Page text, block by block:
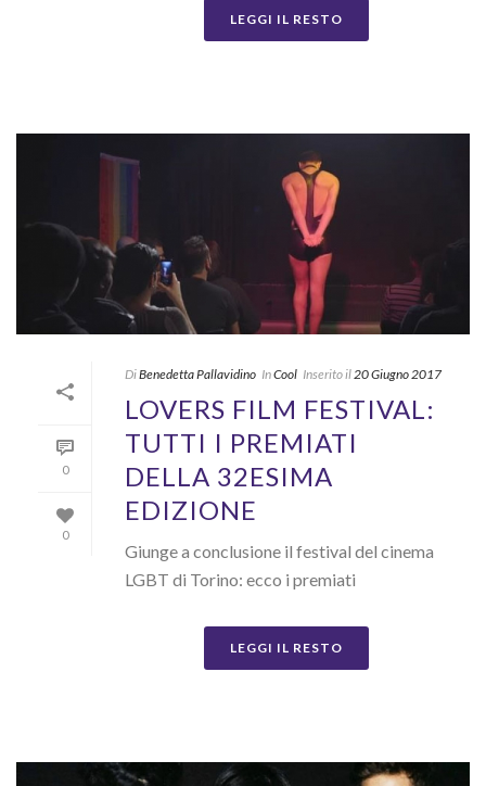
LEGGI IL RESTO
0
0
DiBenedetta Pallavidino InCool Inserito il 20 Giugno 2017
LOVERS FILM FESTIVAL:
TUTTI I PREMIATI
DELLA 32ESIMA
EDIZIONE
Giunge a conclusione il festival del cinema
LGBT di Torino: ecco i premiati
LEGGI IL RESTO